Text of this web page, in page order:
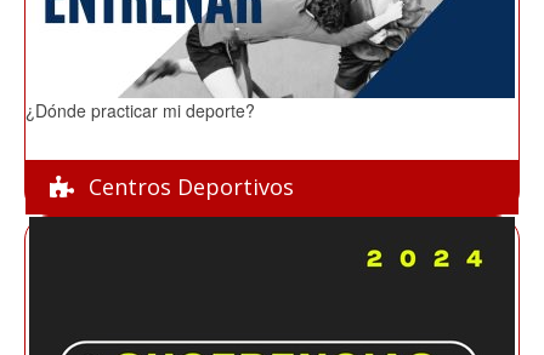
¿Dónde practicar mi deporte?
Centros Deportivos